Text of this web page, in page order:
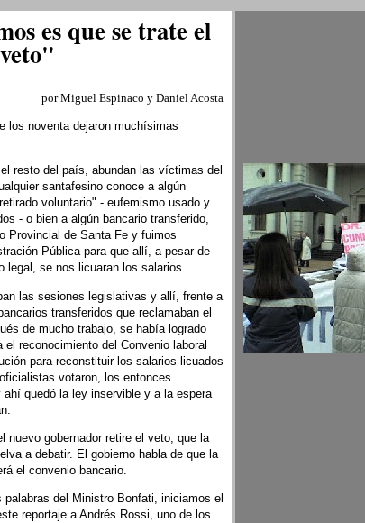
es que se trate el
veto"
por Miguel Espinaco y Daniel Acosta
los noventa dejaron muchísimas
resto del país, abundan las víctimas del
santafesino conoce a algún
voluntario" - eufemismo usado y
- o bien a algún bancario transferido,
Provincial de Santa Fe y fuimos
Pública para que allí, a pesar de
legal, se nos licuaran los salarios.
las sesiones legislativas y allí, frente a
transferidos que reclamaban el
de mucho trabajo, se había logrado
reconocimiento del Convenio laboral
para reconstituir los salarios licuados
votaron, los entonces
quedó la ley inservible y a la espera
nuevo gobernador retire el veto, que la
a debatir. El gobierno habla de que la
el convenio bancario.
del Ministro Bonfati, iniciamos el
reportaje a Andrés Rossi, uno de los